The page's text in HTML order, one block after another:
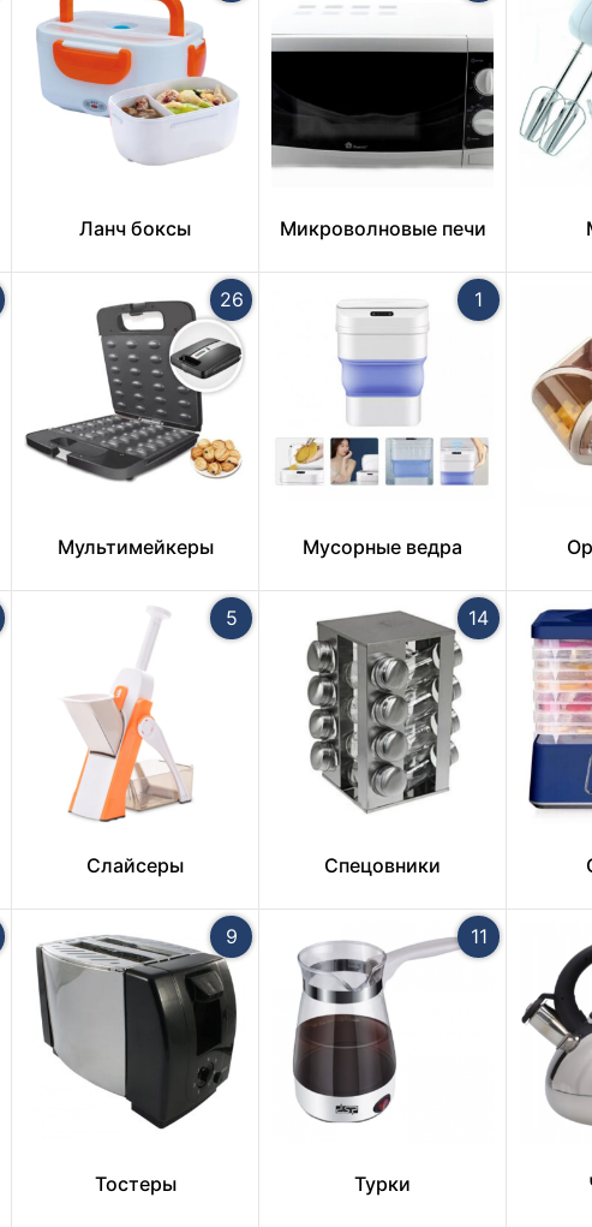
Ланч боксы Микроволновые печи
26
Мультимейкеры
1
Мусорные ведра
5
Слайсеры
14
Спецовники
9
Тостеры
11
Турки